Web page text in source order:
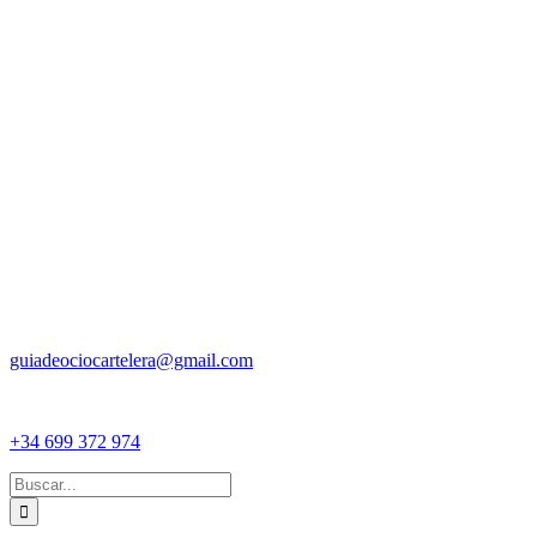
guiadeociocartelera@gmail.com
+34 699 372 974
Buscar: